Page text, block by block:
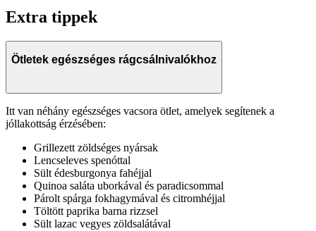
Extra tippek
Ötletek egészséges rágcsálnivalókhoz
Itt van néhány egészséges vacsora ötlet, amelyek segítenek a
jóllakottság érzésében:
Grillezett zöldséges nyársak
Lencseleves spenóttal
Sült édesburgonya fahéjjal
Quinoa saláta uborkával és paradicsommal
Párolt spárga fokhagymával és citromhéjjal
Töltött paprika barna rizzsel
Sült lazac vegyes zöldsalátával